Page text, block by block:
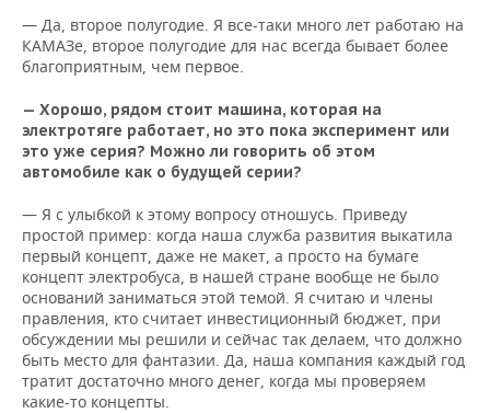
— Да, второе полугодие. Я все-таки много лет работаю на
КАМАЗе, второе полугодие для нас всегда бывает более
благоприятным, чем первое.
— Хорошо, рядом стоит машина, которая на
электротяге работает, но это пока эксперимент или
это уже серия? Можно ли говорить об этом
автомобиле как о будущей серии?
— Я с улыбкой к этому вопросу отношусь. Приведу
простой пример: когда наша служба развития выкатила
первый концепт, даже не макет, а просто на бумаге
концепт электробуса, в нашей стране вообще не было
оснований заниматься этой темой. Я считаю и члены
правления, кто считает инвестиционный бюджет, при
обсуждении мы решили и сейчас так делаем, что должно
быть место для фантазии. Да, наша компания каждый год
тратит достаточно много денег, когда мы проверяем
какие-то концепты.